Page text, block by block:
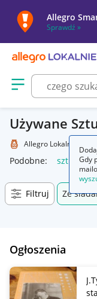
Allegro
Sprawdź »
Otwórz menu z
Używane
Allegro Lokalnie
Podobne: sztuka
Filtruj Ze
Ogłoszenia
Gdy